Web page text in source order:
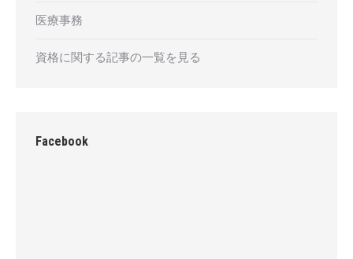
医療事務
資格に関する記事の一覧を見る
Facebook